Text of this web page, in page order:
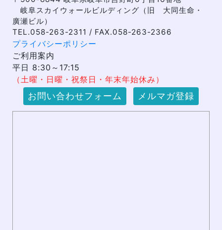
岐阜スカイウォールビルディング（旧 大同生命・
廣瀬ビル）
TEL.058-263-2311 / FAX.058-263-2366
プライバシーポリシー
ご利用案内
平日 8:30～17:15
（土曜・日曜・祝祭日・年末年始休み）
お問い合わせフォーム メルマガ登録